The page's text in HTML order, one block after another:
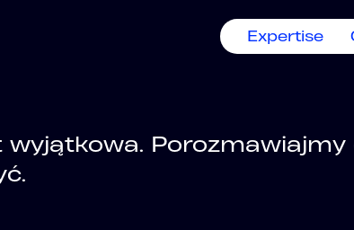
Expertise
Porozmawiajmy